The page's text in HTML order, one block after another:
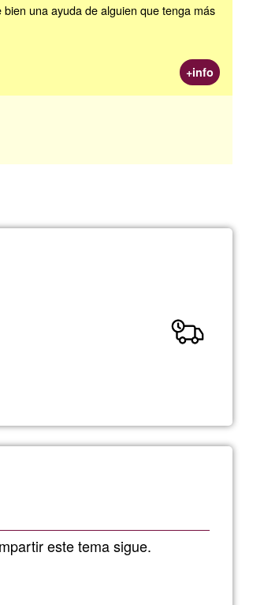
una ayuda de alguien que tenga más
+info
este tema sigue.